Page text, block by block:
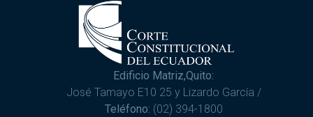
Edificio Matriz,Quito:
José Tamayo E10 25 y Lizardo García /
Teléfono: (02) 394-1800